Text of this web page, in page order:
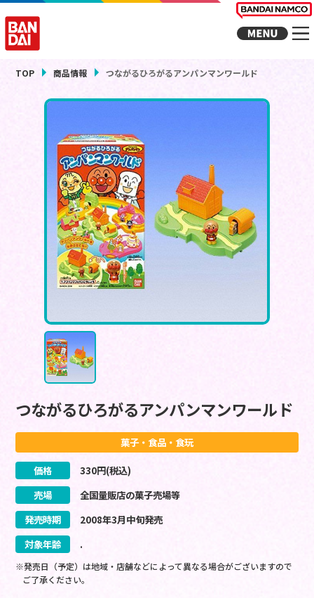
TOP 商品情報 つながるひろがるアンパンマンワールド
つながるひろがるアンパンマンワールド
菓子・食品・食玩
価格 330円(税込)
売場
全国量販店の菓子売場等
発売時期
2008年3月中旬発売
対象年齢
.
※発売日（予定）は地域・店舗などによって異なる場合がございますので
ご了承ください。